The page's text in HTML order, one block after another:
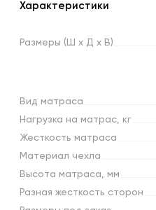
Характеристики
Размеры (Ш х Д х В)
Вид матраса
Нагрузка на матрас, кг
Жесткость матраса
Материал чехла
Высота матраса, мм
Разная жесткость сторон